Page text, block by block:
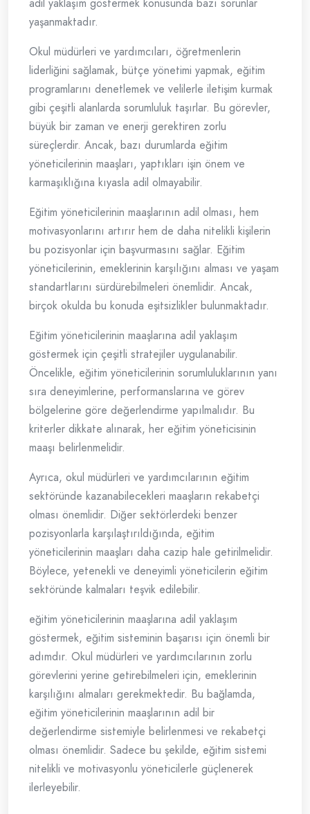
adil yaklaşım göstermek konusunda bazı sorunlar
yaşanmaktadır.
Okul müdürleri ve yardımcıları, öğretmenlerin
liderliğini sağlamak, bütçe yönetimi yapmak, eğitim
programlarını denetlemek ve velilerle iletişim kurmak
gibi çeşitli alanlarda sorumluluk taşırlar. Bu görevler,
büyük bir zaman ve enerji gerektiren zorlu
süreçlerdir. Ancak, bazı durumlarda eğitim
yöneticilerinin maaşları, yaptıkları işin önem ve
karmaşıklığına kıyasla adil olmayabilir.
Eğitim yöneticilerinin maaşlarının adil olması, hem
motivasyonlarını artırır hem de daha nitelikli kişilerin
bu pozisyonlar için başvurmasını sağlar. Eğitim
yöneticilerinin, emeklerinin karşılığını alması ve yaşam
standartlarını sürdürebilmeleri önemlidir. Ancak,
birçok okulda bu konuda eşitsizlikler bulunmaktadır.
Eğitim yöneticilerinin maaşlarına adil yaklaşım
göstermek için çeşitli stratejiler uygulanabilir.
Öncelikle, eğitim yöneticilerinin sorumluluklarının yanı
sıra deneyimlerine, performanslarına ve görev
bölgelerine göre değerlendirme yapılmalıdır. Bu
kriterler dikkate alınarak, her eğitim yöneticisinin
maaşı belirlenmelidir.
Ayrıca, okul müdürleri ve yardımcılarının eğitim
sektöründe kazanabilecekleri maaşların rekabetçi
olması önemlidir. Diğer sektörlerdeki benzer
pozisyonlarla karşılaştırıldığında, eğitim
yöneticilerinin maaşları daha cazip hale getirilmelidir.
Böylece, yetenekli ve deneyimli yöneticilerin eğitim
sektöründe kalmaları teşvik edilebilir.
eğitim yöneticilerinin maaşlarına adil yaklaşım
göstermek, eğitim sisteminin başarısı için önemli bir
adımdır. Okul müdürleri ve yardımcılarının zorlu
görevlerini yerine getirebilmeleri için, emeklerinin
karşılığını almaları gerekmektedir. Bu bağlamda,
eğitim yöneticilerinin maaşlarının adil bir
değerlendirme sistemiyle belirlenmesi ve rekabetçi
olması önemlidir. Sadece bu şekilde, eğitim sistemi
nitelikli ve motivasyonlu yöneticilerle güçlenerek
ilerleyebilir.